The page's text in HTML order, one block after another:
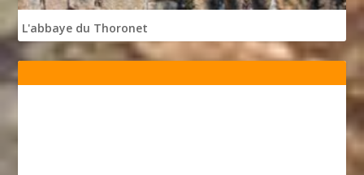
L'abbaye du Thoronet